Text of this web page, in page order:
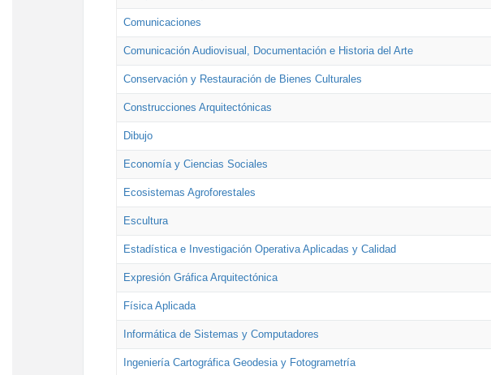
Comunicaciones
Comunicación Audiovisual, Documentación e Historia del Arte
Conservación y Restauración de Bienes Culturales
Construcciones Arquitectónicas
Dibujo
Economía y Ciencias Sociales
Ecosistemas Agroforestales
Escultura
Estadística e Investigación Operativa Aplicadas y Calidad
Expresión Gráfica Arquitectónica
Física Aplicada
Informática de Sistemas y Computadores
Ingeniería Cartográfica Geodesia y Fotogrametría